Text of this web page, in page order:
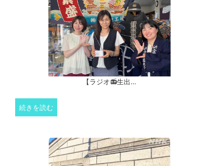
【ラジオ📻生出…
続きを読む